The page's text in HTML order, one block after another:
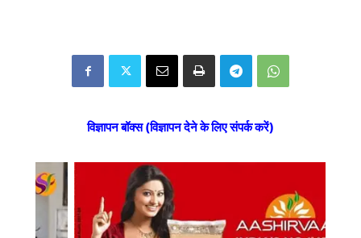
विज्ञापन बॉक्स (विज्ञापन देने के लिए संपर्क करें)